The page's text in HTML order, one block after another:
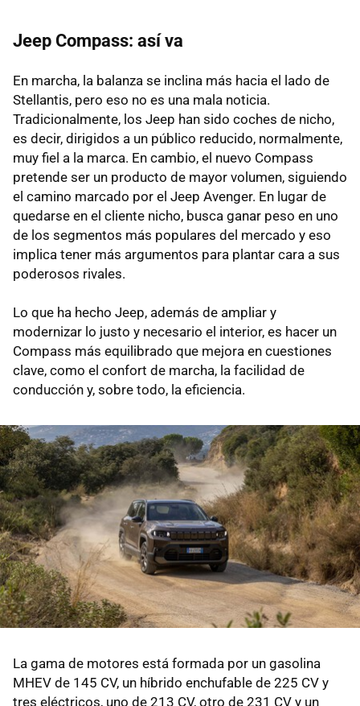
Jeep Compass: así va
En marcha, la balanza se inclina más hacia el lado de
Stellantis, pero eso no es una mala noticia.
Tradicionalmente, los Jeep han sido coches de nicho,
es decir, dirigidos a un público reducido, normalmente,
muy fiel a la marca. En cambio, el nuevo Compass
pretende ser un producto de mayor volumen, siguiendo
el camino marcado por el Jeep Avenger. En lugar de
quedarse en el cliente nicho, busca ganar peso en uno
de los segmentos más populares del mercado y eso
implica tener más argumentos para plantar cara a sus
poderosos rivales.
Lo que ha hecho Jeep, además de ampliar y
modernizar lo justo y necesario el interior, es hacer un
Compass más equilibrado que mejora en cuestiones
clave, como el confort de marcha, la facilidad de
conducción y, sobre todo, la eficiencia.
La gama de motores está formada por un gasolina
MHEV de 145 CV, un híbrido enchufable de 225 CV y
tres eléctricos, uno de 213 CV, otro de 231 CV y un